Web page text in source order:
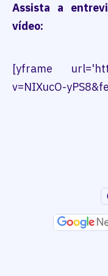
Assista a
vídeo:
[yframe
v=NIXucO-